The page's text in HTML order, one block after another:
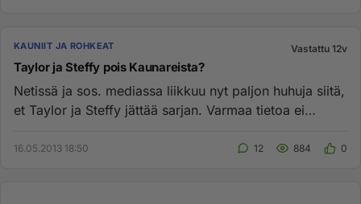
KAUNIIT JA ROHKEAT Vastattu 12v
Taylor ja Steffy pois Kaunareista?
Netissä ja sos. mediassa liikkuu nyt paljon huhuja siitä,
et Taylor ja Steffy jättää sarjan. Varmaa tietoa ei
16.05.2013 18:50 12 884 0